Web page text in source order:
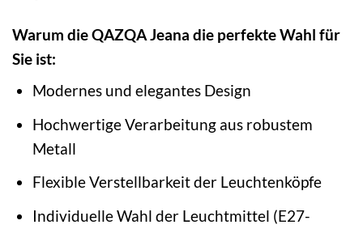
Warum die QAZQA Jeana die perfekte Wahl für
Sie ist:
Modernes und elegantes Design
Hochwertige Verarbeitung aus robustem
Metall
Flexible Verstellbarkeit der Leuchtenköpfe
Individuelle Wahl der Leuchtmittel (E27-